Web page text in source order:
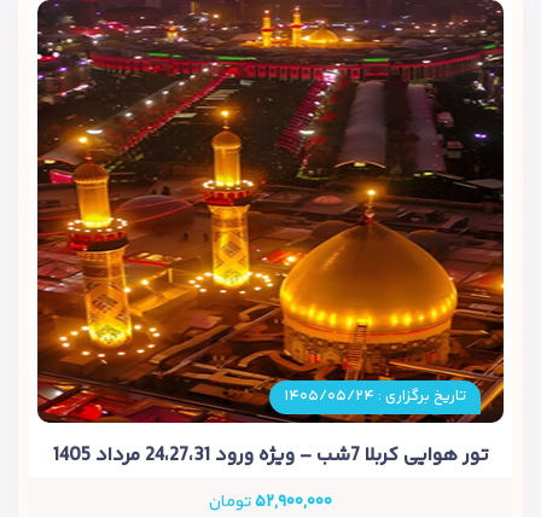
تاریخ برگزاری : ۱۴۰۵/۰۵/۲۴
تور هوایی کربلا 7شب – ویژه ورود 24،27،31 مرداد 1405
۵۲,۹۰۰,۰۰۰تومان